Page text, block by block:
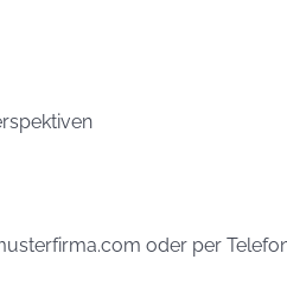
oder per